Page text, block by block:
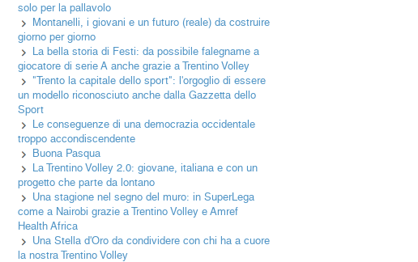
solo per la pallavolo
Montanelli, i giovani e un futuro (reale) da costruire
giorno per giorno
La bella storia di Festi: da possibile falegname a
giocatore di serie A anche grazie a Trentino Volley
"Trento la capitale dello sport": l'orgoglio di essere
un modello riconosciuto anche dalla Gazzetta dello
Sport
Le conseguenze di una democrazia occidentale
troppo accondiscendente
Buona Pasqua
La Trentino Volley 2.0: giovane, italiana e con un
progetto che parte da lontano
Una stagione nel segno del muro: in SuperLega
come a Nairobi grazie a Trentino Volley e Amref
Health Africa
Una Stella d'Oro da condividere con chi ha a cuore
la nostra Trentino Volley